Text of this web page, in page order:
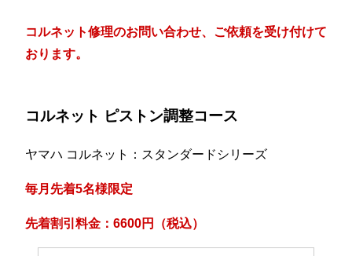
コルネット修理のお問い合わせ、ご依頼を受け付けて
おります。
コルネット ピストン調整コース
ヤマハ コルネット：スタンダードシリーズ
毎月先着5名様限定
先着割引料金：6600円（税込）